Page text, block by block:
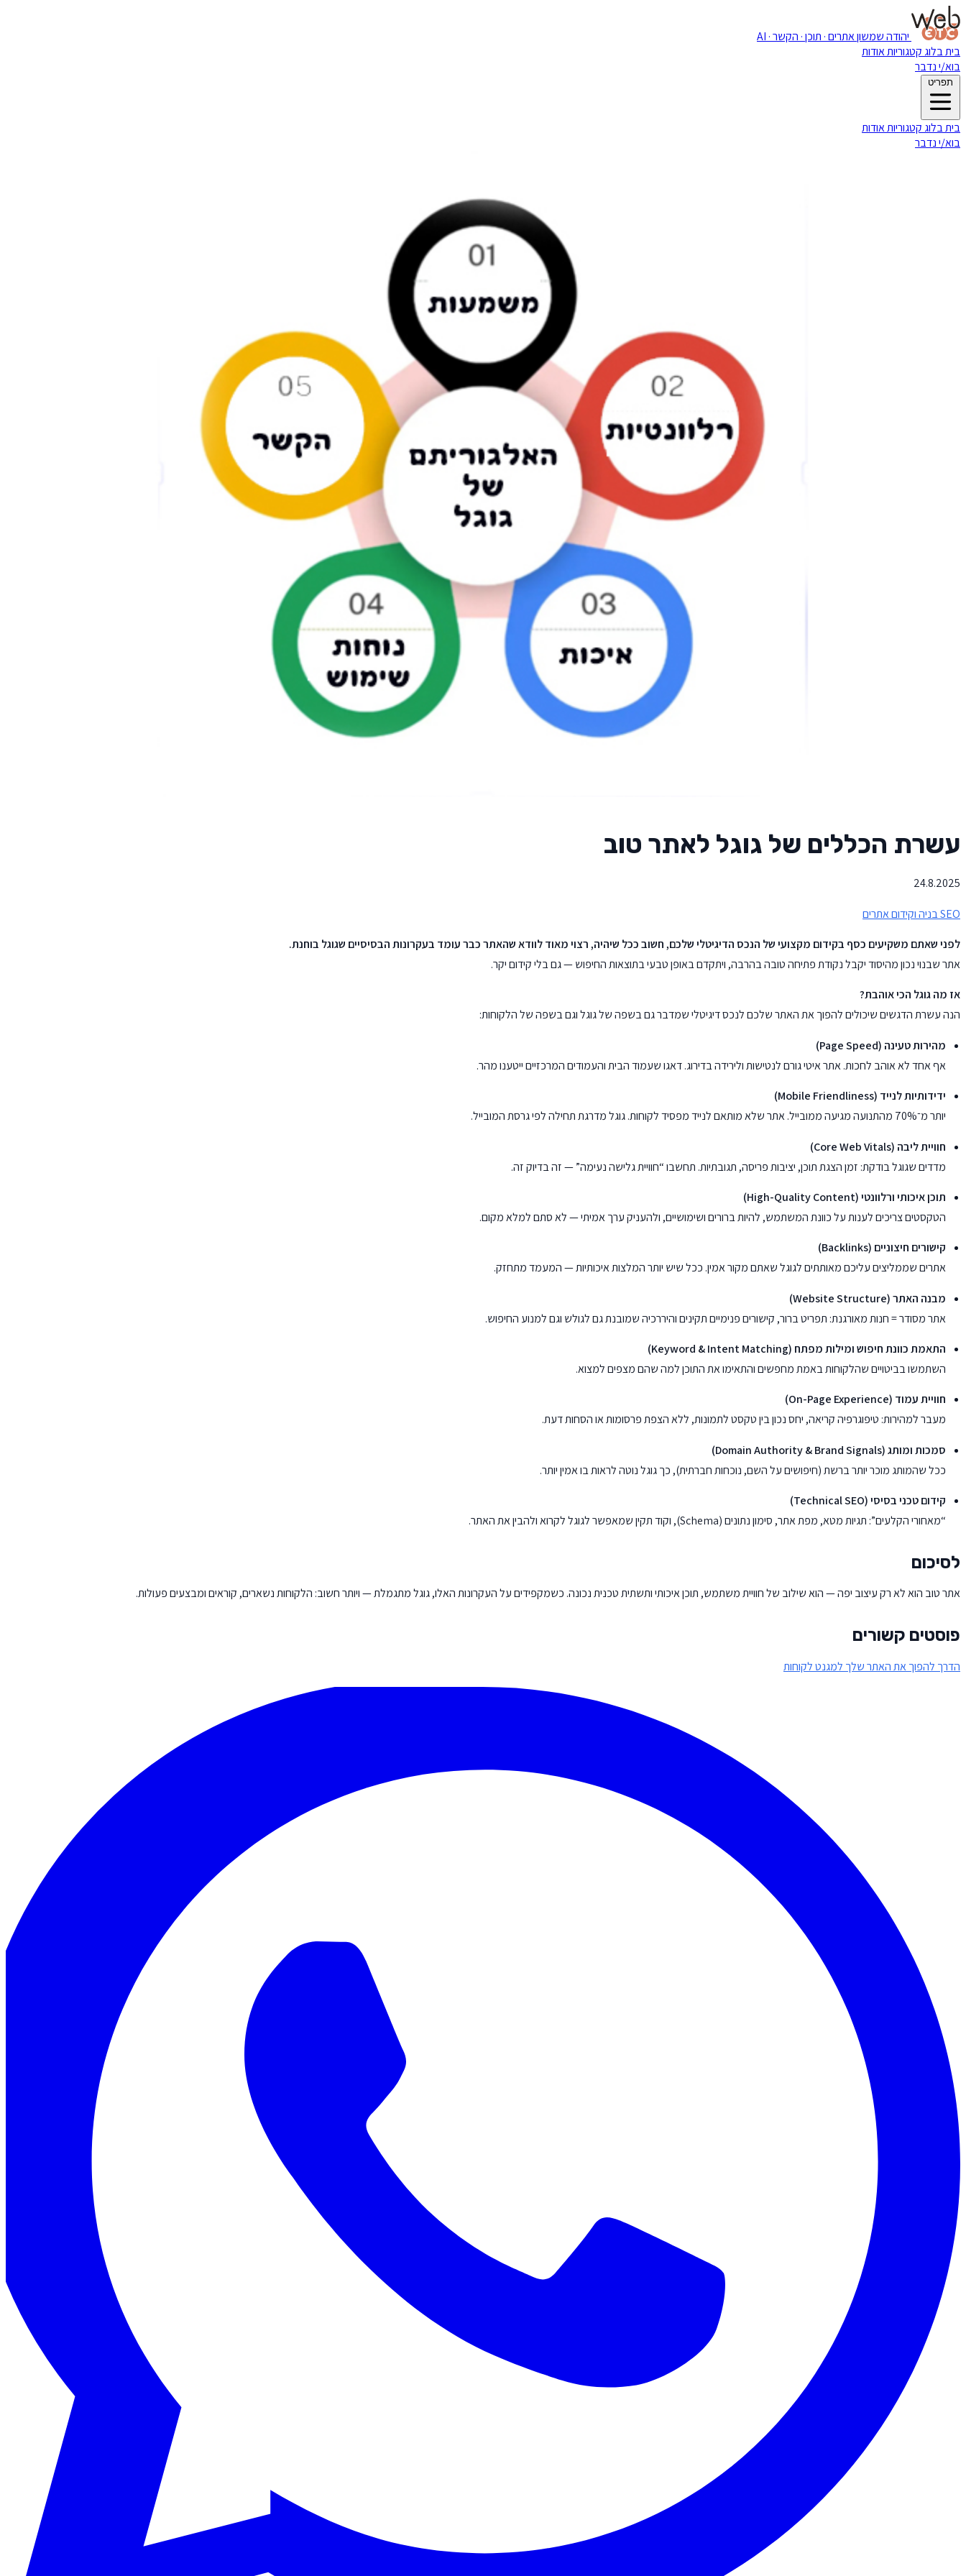
יהודה שמשוןאתרים · תוכן · הקשר · AI
ביתבלוג קטגוריותאודות
בוא/י נדבר
תפריט
ביתבלוג קטגוריותאודות
בוא/י נדבר
עשרת הכללים של גוגל לאתר טוב
24.8.2025
SEOבניה וקידום אתרים
לפני שאתם משקיעים כסף בקידום מקצועי של הנכס הדיגיטלי שלכם, חשוב ככל שיהיה, רצוי מאוד לוודא שהאתר כבר עומד בעקרונות הבסיסיים שגוגל בוחנת.
אתר שבנוי נכון מהיסוד יקבל נקודת פתיחה טובה בהרבה, ויתקדם באופן טבעי בתוצאות החיפוש — גם בלי קידום יקר.
אז מה גוגל הכי אוהבת?
הנה עשרת הדגשים שיכולים להפוך את האתר שלכם לנכס דיגיטלי שמדבר גם בשפה של גוגל וגם בשפה של הלקוחות:
מהירות טעינה (Page Speed)
אף אחד לא אוהב לחכות. אתר איטי גורם לנטישות ולירידה בדירוג. דאגו שעמוד הבית והעמודים המרכזיים ייטענו מהר.
ידידותיות לנייד (Mobile Friendliness)
יותר מ־70% מהתנועה מגיעה ממובייל. אתר שלא מותאם לנייד מפסיד לקוחות. גוגל מדרגת תחילה לפי גרסת המובייל.
חוויית ליבה (Core Web Vitals)
מדדים שגוגל בודקת: זמן הצגת תוכן, יציבות פריסה, תגובתיות. תחשבו “חוויית גלישה נעימה” — זה בדיוק זה.
תוכן איכותי ורלוונטי (High-Quality Content)
הטקסטים צריכים לענות על כוונת המשתמש, להיות ברורים ושימושיים, ולהעניק ערך אמיתי — לא סתם למלא מקום.
קישורים חיצוניים (Backlinks)
אתרים שממליצים עליכם מאותתים לגוגל שאתם מקור אמין. ככל שיש יותר המלצות איכותיות — המעמד מתחזק.
מבנה האתר (Website Structure)
אתר מסודר = חנות מאורגנת: תפריט ברור, קישורים פנימיים תקינים והיררכיה שמובנת גם לגולש וגם למנוע החיפוש.
התאמת כוונת חיפוש ומילות מפתח (Keyword & Intent Matching)
השתמשו בביטויים שהלקוחות באמת מחפשים והתאימו את התוכן למה שהם מצפים למצוא.
חוויית עמוד (On-Page Experience)
מעבר למהירות: טיפוגרפיה קריאה, יחס נכון בין טקסט לתמונות, ללא הצפת פרסומות או הסחות דעת.
סמכות ומותג (Domain Authority & Brand Signals)
ככל שהמותג מוכר יותר ברשת (חיפושים על השם, נוכחות חברתית), כך גוגל נוטה לראות בו אמין יותר.
קידום טכני בסיסי (Technical SEO)
“מאחורי הקלעים”: תגיות מטא, מפת אתר, סימון נתונים (Schema), וקוד תקין שמאפשר לגוגל לקרוא ולהבין את האתר.
לסיכום
אתר טוב הוא לא רק עיצוב יפה — הוא שילוב של חוויית משתמש, תוכן איכותי ותשתית טכנית נכונה. כשמקפידים על העקרונות האלו, גוגל מתגמלת — ויותר חשוב: הלקוחות נשארים, קוראים ומבצעים פעולות.
פוסטים קשורים
הדרך להפוך את האתר שלך למגנט לקוחות